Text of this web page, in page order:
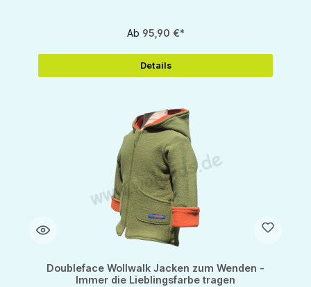
Ab 95,90 €*
Details
Doubleface Wollwalk Jacken zum Wenden -
Immer die Lieblingsfarbe tragen